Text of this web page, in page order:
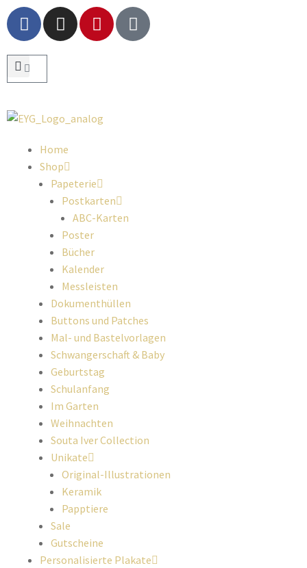
Home
Shop
Papeterie
Postkarten
ABC-Karten
Poster
Bücher
Kalender
Messleisten
Dokumenthüllen
Buttons und Patches
Mal- und Bastelvorlagen
Schwangerschaft & Baby
Geburtstag
Schulanfang
Im Garten
Weihnachten
Souta Iver Collection
Unikate
Original-Illustrationen
Keramik
Papptiere
Sale
Gutscheine
Personalisierte Plakate